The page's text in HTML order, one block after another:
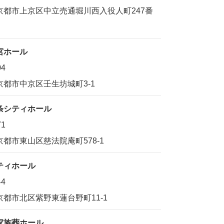
都市上京区中立売通堀川西入役人町247番
ホール
都市中京区壬生坊城町3-1
シティホール
都市東山区慈法院庵町578-1
ィホール
都市北区紫野東蓮台野町11-1